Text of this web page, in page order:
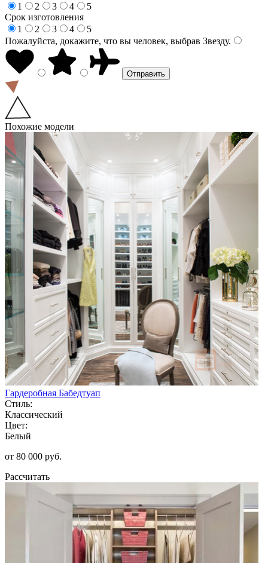
1
2 3 4
5
Срок изготовления
1
2 3 4
5
Пожалуйста, докажите, что вы человек, выбрав Звезду.
Похожие модели
Гардеробная Бабедтуап
Стиль:
Классический
Цвет:
Белый
от 80 000 руб.
Рассчитать